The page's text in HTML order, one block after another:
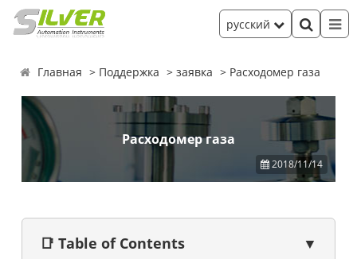
русский
Главная Поддержка заявка Расходомер газа
Расходомер газа
2018/11/14
📑 Table of Contents ▼